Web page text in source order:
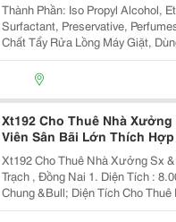
Thành Phần: Iso Propyl Alcohol,
Surfactant, Preservative, Perfumes, Water.
Chất Tẩy Rửa Lồng Máy Giặt,
Trên, Máy Giặt Cửa Trước. Cách Dùng: Sử Dụng Từ 5-
10 Gam/Lít. Nếu Máy Giặt 7 Kg
Xt192 Cho Thuê Nhà
Viên Sân Bãi Lớn Thích
Trợ
Xt192 Cho Thuê Nhà Xưởng Sx
Trạch , Đồng Nai 1. Diện Tích : 8.000 M&Sup2; Sd
Chung &Bull; Diện Tích Cho Thuê Nx : 4.234 M&Sup2; (
58M X 73M ) &Bull; Văn Phòng 100 M&Sup2; Trong